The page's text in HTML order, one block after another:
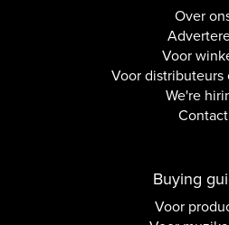
Over
Voor
Voor distributeurs
We're
Contact
Buying
Voor